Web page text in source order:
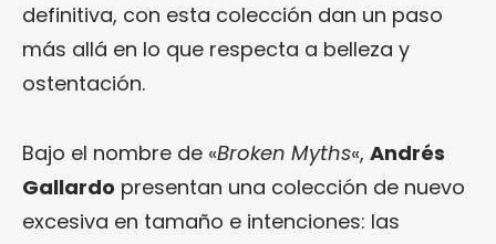
definitiva, con esta colección dan un paso
más allá en lo que respecta a belleza y
ostentación.
Bajo el nombre de «Broken Myths«, Andrés
Gallardo presentan una colección de nuevo
excesiva en tamaño e intenciones: las